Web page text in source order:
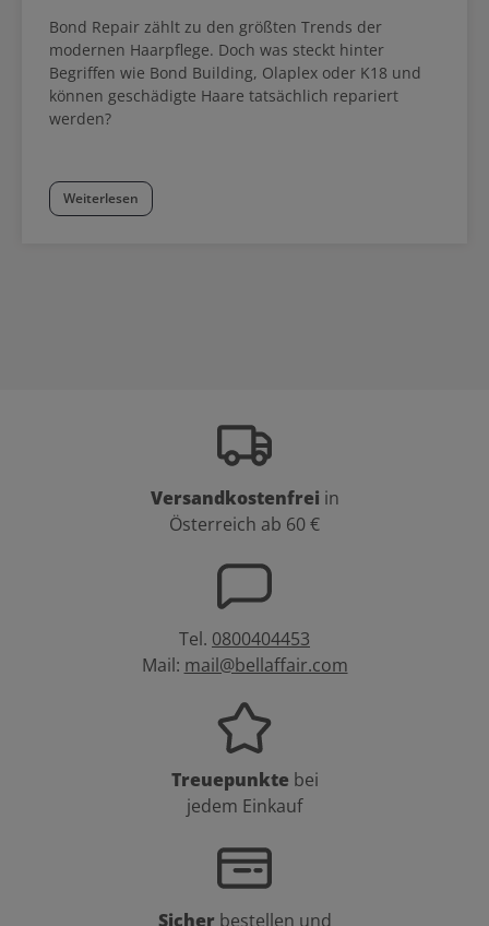
Bond Repair zählt zu den größten Trends der
modernen Haarpflege. Doch was steckt hinter
Begriffen wie Bond Building, Olaplex oder K18 und
können geschädigte Haare tatsächlich repariert
werden?
Weiterlesen
Versandkostenfrei in
Österreich ab 60 €
Tel. 0800404453
Mail: mail@bellaffair.com
Treuepunkte bei
jedem Einkauf
Sicher bestellen und